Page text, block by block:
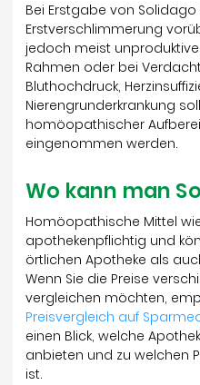
Bei Erstgabe von Solidago
Erstverschlimmerung
jedoch meist
Rahmen oder bei
Bluthochdruck,
Nierengrunderkrankung
homöopathischer
eingenommen werden.
Wo kann man
Homöopathische Mittel
apothekenpflichtig und
örtlichen Apotheke als
Wenn Sie die Preise
vergleichen möchten,
Preisvergleich auf
einen Blick, welche
anbieten und zu welchen
ist.